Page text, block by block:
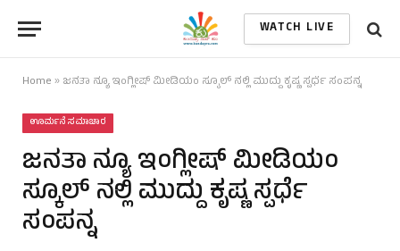
WATCH LIVE
Home » ಜನತಾ ನ್ಯೂ ಇಂಗ್ಲೀಷ್ ಮೀಡಿಯಂ ಸ್ಕೂಲ್ ನಲ್ಲಿ ಮುದ್ದು ಕೃಷ್ಣ ಸ್ಪರ್ಧೆ ಸಂಪನ್ನ
ಊರ್ಮನೆ ಸಮಾಚಾರ
ಜನತಾ ನ್ಯೂ ಇಂಗ್ಲೀಷ್ ಮೀಡಿಯಂ
ಸ್ಕೂಲ್ ನಲ್ಲಿ ಮುದ್ದು ಕೃಷ್ಣ ಸ್ಪರ್ಧೆ
ಸಂಪನ್ನ